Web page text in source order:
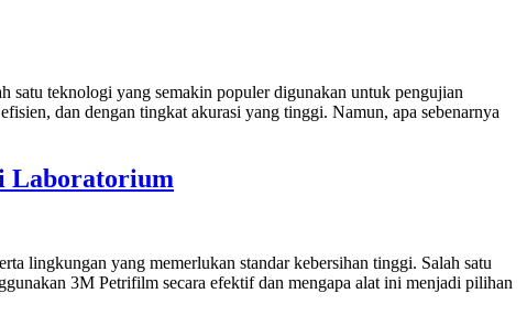
satu teknologi yang semakin populer digunakan untuk pengujian
dan dengan tingkat akurasi yang tinggi. Namun, apa sebenarnya
Laboratorium
lingkungan yang memerlukan standar kebersihan tinggi. Salah satu
3M Petrifilm secara efektif dan mengapa alat ini menjadi pilihan